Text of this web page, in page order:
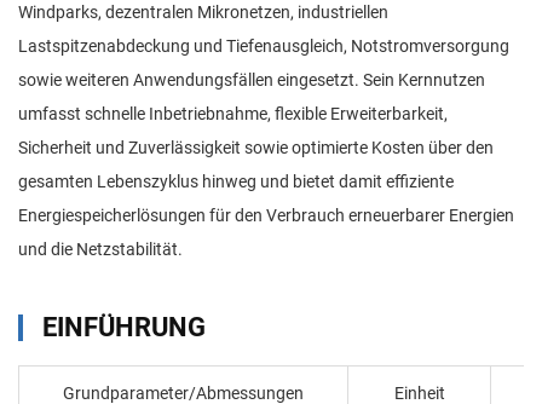
Windparks, dezentralen Mikronetzen, industriellen
Lastspitzenabdeckung und Tiefenausgleich, Notstromversorgung
sowie weiteren Anwendungsfällen eingesetzt. Sein Kernnutzen
umfasst schnelle Inbetriebnahme, flexible Erweiterbarkeit,
Sicherheit und Zuverlässigkeit sowie optimierte Kosten über den
gesamten Lebenszyklus hinweg und bietet damit effiziente
Energiespeicherlösungen für den Verbrauch erneuerbarer Energien
und die Netzstabilität.
EINFÜHRUNG
Grundparameter/Abmessungen Einheit